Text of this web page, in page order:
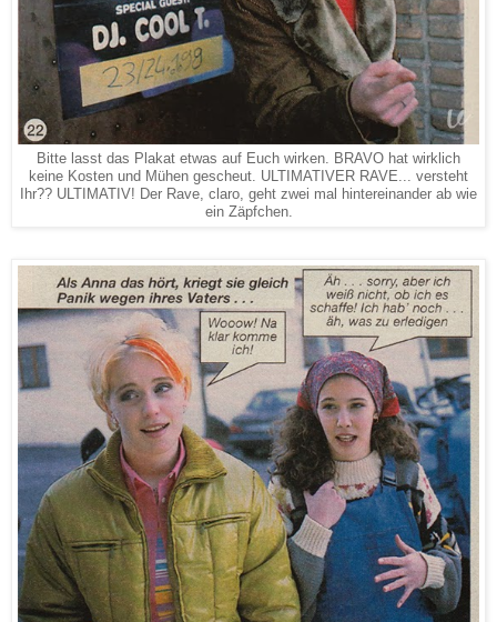
Bitte lasst das Plakat etwas auf Euch wirken. BRAVO hat wirklich
keine Kosten und Mühen gescheut. ULTIMATIVER RAVE... versteht
Ihr?? ULTIMATIV! Der Rave, claro, geht zwei mal hintereinander ab wie
ein Zäpfchen.